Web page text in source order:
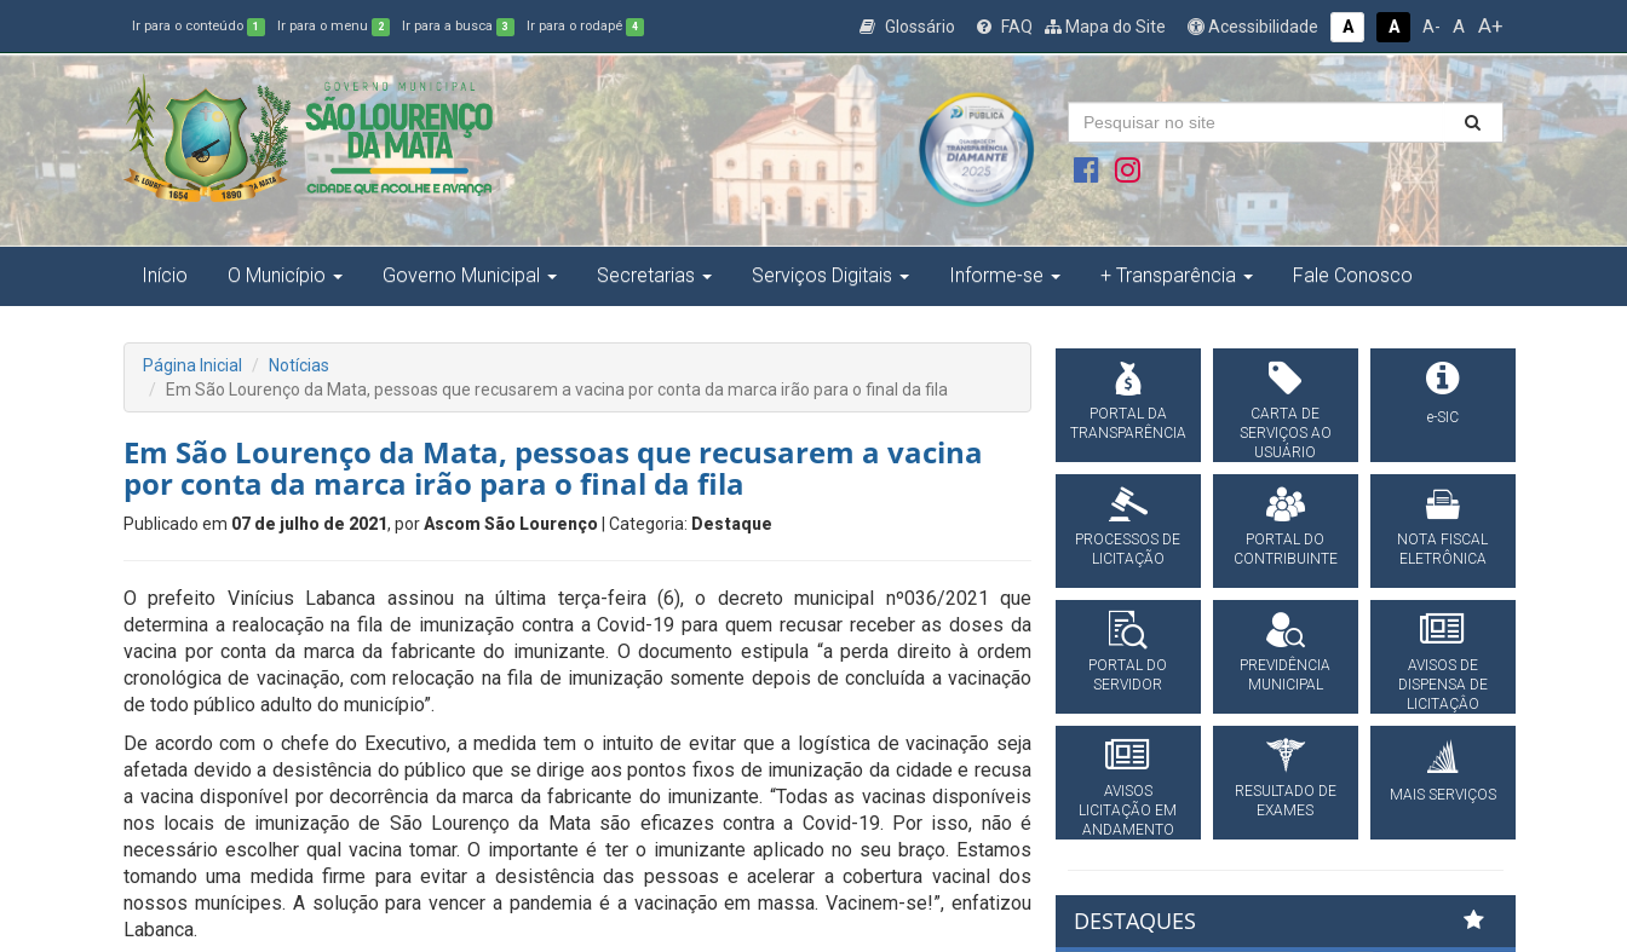
Ir para o conteúdo 1 Ir para o menu 2 Ir para a busca 3 Ir para o rodapé 4 Glossário FAQ Mapa do Site Acessibilidade A A A- A A+
Início O Município Governo Municipal Secretarias Serviços Digitais Informe-se + Transparência Fale Conosco
Página Inicial
Notícias
Em São Lourenço da Mata, pessoas que recusarem a vacina por conta da marca irão para o final da fila
Em São Lourenço da Mata, pessoas que recusarem a vacina
por conta da marca irão para o final da fila
Publicado em 07 de julho de 2021, porAscom São Lourenço | Categoria: Destaque
O prefeito Vinícius Labanca assinou na última terça-feira (6), o decreto municipal nº036/2021 que
determina a realocação na fila de imunização contra a Covid-19 para quem recusar receber as doses da
vacina por conta da marca da fabricante do imunizante. O documento estipula “a perda direito à ordem
cronológica de vacinação, com relocação na fila de imunização somente depois de concluída a vacinação
de todo público adulto do município”.
De acordo com o chefe do Executivo, a medida tem o intuito de evitar que a logística de vacinação seja
afetada devido a desistência do público que se dirige aos pontos fixos de imunização da cidade e recusa
a vacina disponível por decorrência da marca da fabricante do imunizante. “Todas as vacinas disponíveis
nos locais de imunização de São Lourenço da Mata são eficazes contra a Covid-19. Por isso, não é
necessário escolher qual vacina tomar. O importante é ter o imunizante aplicado no seu braço. Estamos
tomando uma medida firme para evitar a desistência das pessoas e acelerar a cobertura vacinal dos
nossos munícipes. A solução para vencer a pandemia é a vacinação em massa. Vacinem-se!”, enfatizou
Labanca.
PORTAL DA
TRANSPARÊNCIA
CARTA DE
SERVIÇOS AO
USUÁRIO
e-SIC
PROCESSOS DE
LICITAÇÃO
PORTAL DO
CONTRIBUINTE
NOTA FISCAL
ELETRÔNICA
PORTAL DO
SERVIDOR
PREVIDÊNCIA
MUNICIPAL
AVISOS DE
DISPENSA DE
LICITAÇÂO
AVISOS
LICITAÇÃO EM
ANDAMENTO
RESULTADO DE
EXAMES
MAIS SERVIÇOS
DESTAQUES